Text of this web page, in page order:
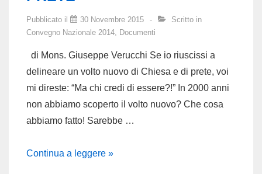
DI
Pubblicato il 30 Novembre 2015
Scritto in
Convegno Nazionale 2014, Documenti
di Mons. Giuseppe Verucchi Se io riuscissi a
delineare un volto nuovo di Chiesa e di prete, voi
mi direste: “Ma chi credi di essere?!” In 2000 anni
non abbiamo scoperto il volto nuovo? Che cosa
abbiamo fatto! Sarebbe …
UN
Continua a leggere »